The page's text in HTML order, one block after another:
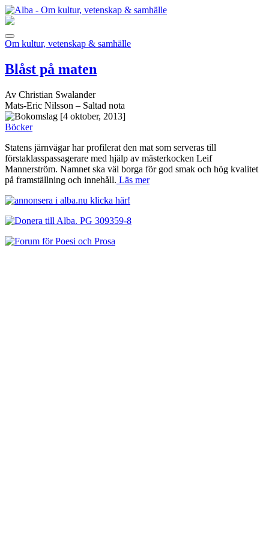
Om kultur, vetenskap & samhälle
Blåst på maten
Av Christian Swalander
Mats-Eric Nilsson – Saltad nota
[4 oktober, 2013]
Böcker
Statens järnvägar har profilerat den mat som serveras till
förstaklasspassagerare med hjälp av mästerkocken Leif
Mannerström. Namnet ska väl borga för god smak och hög kvalitet
på framställning och innehåll. Läs mer